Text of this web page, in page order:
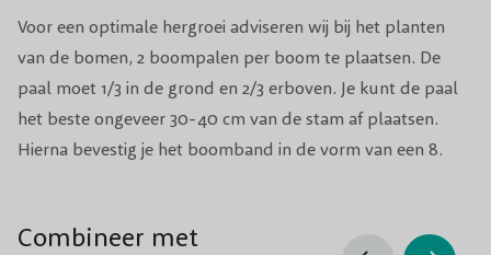
Voor een optimale hergroei adviseren wij bij het planten
van de bomen, 2 boompalen per boom te plaatsen. De
paal moet 1/3 in de grond en 2/3 erboven. Je kunt de paal
het beste ongeveer 30-40 cm van de stam af plaatsen.
Hierna bevestig je het boomband in de vorm van een 8.
Combineer met